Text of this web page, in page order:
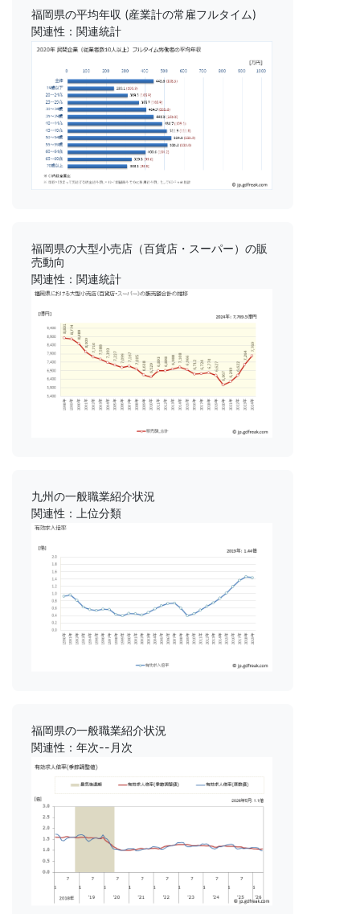
福岡県の平均年収 (産業計の常雇フルタイム)
関連性：関連統計
福岡県の大型小売店（百貨店・スーパー）の販
売動向
関連性：関連統計
九州の一般職業紹介状況
関連性：上位分類
福岡県の一般職業紹介状況
関連性：年次--月次